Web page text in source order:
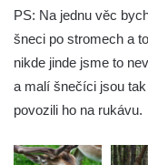
PS: Na jednu věc
šneci po stromech a
nikde jinde jsme to
a malí šnečíci jsou
povozili ho na rukávu.